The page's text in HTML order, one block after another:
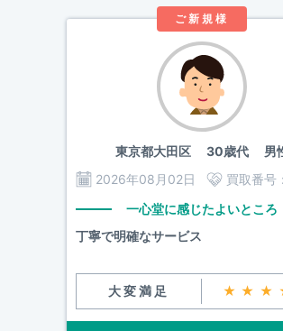
ご新規様
東京都大田区30歳代 男
2026年08月02日
買取番号：
一心堂に感じたよいところ
丁寧で明確なサービス
大変満足